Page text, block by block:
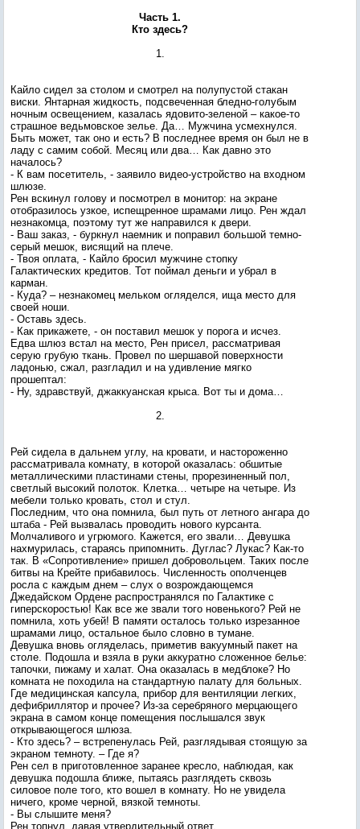
Часть 1.
Кто здесь?
1.
Кайло сидел за столом и смотрел на полупустой стакан
виски. Янтарная жидкость, подсвеченная бледно-голубым
ночным освещением, казалась ядовито-зеленой – какое-то
страшное ведьмовское зелье. Да… Мужчина усмехнулся.
Быть может, так оно и есть? В последнее время он был не в
ладу с самим собой. Месяц или два… Как давно это
началось?
- К вам посетитель, - заявило видео-устройство на входном
шлюзе.
Рен вскинул голову и посмотрел в монитор: на экране
отобразилось узкое, испещренное шрамами лицо. Рен ждал
незнакомца, поэтому тут же направился к двери.
- Ваш заказ, - буркнул наемник и поправил большой темно-
серый мешок, висящий на плече.
- Твоя оплата, - Кайло бросил мужчине стопку
Галактических кредитов. Тот поймал деньги и убрал в
карман.
- Куда? – незнакомец мельком огляделся, ища место для
своей ноши.
- Оставь здесь.
- Как прикажете, - он поставил мешок у порога и исчез.
Едва шлюз встал на место, Рен присел, рассматривая
серую грубую ткань. Провел по шершавой поверхности
ладонью, сжал, разгладил и на удивление мягко
прошептал:
- Ну, здравствуй, джаккуанская крыса. Вот ты и дома…
2.
Рей сидела в дальнем углу, на кровати, и настороженно
рассматривала комнату, в которой оказалась: обшитые
металлическими пластинами стены, прорезиненный пол,
светлый высокий полоток. Клетка… четыре на четыре. Из
мебели только кровать, стол и стул.
Последним, что она помнила, был путь от летного ангара до
штаба - Рей вызвалась проводить нового курсанта.
Молчаливого и угрюмого. Кажется, его звали… Девушка
нахмурилась, стараясь припомнить. Дуглас? Лукас? Как-то
так. В «Сопротивление» пришел добровольцем. Таких после
битвы на Крейте прибавилось. Численность ополченцев
росла с каждым днем – слух о возрождающемся
Джедайском Ордене распространялся по Галактике с
гиперскоростью! Как все же звали того новенького? Рей не
помнила, хоть убей! В памяти осталось только изрезанное
шрамами лицо, остальное было словно в тумане.
Девушка вновь огляделась, приметив вакуумный пакет на
столе. Подошла и взяла в руки аккуратно сложенное белье:
тапочки, пижаму и халат. Она оказалась в медблоке? Но
комната не походила на стандартную палату для больных.
Где медицинская капсула, прибор для вентиляции легких,
дефибриллятор и прочее? Из-за серебряного мерцающего
экрана в самом конце помещения послышался звук
открывающегося шлюза.
- Кто здесь? – встрепенулась Рей, разглядывая стоящую за
экраном темноту. – Где я?
Рен сел в приготовленное заранее кресло, наблюдая, как
девушка подошла ближе, пытаясь разглядеть сквозь
силовое поле того, кто вошел в комнату. Но не увидела
ничего, кроме черной, вязкой темноты.
- Вы слышите меня?
Рен топнул, давая утвердительный ответ.